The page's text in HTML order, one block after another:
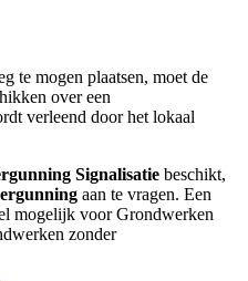
te mogen plaatsen, moet de
over een
verleend door het lokaal
Signalisatie beschikt,
aan te vragen. Een
mogelijk voor Grondwerken
zonder